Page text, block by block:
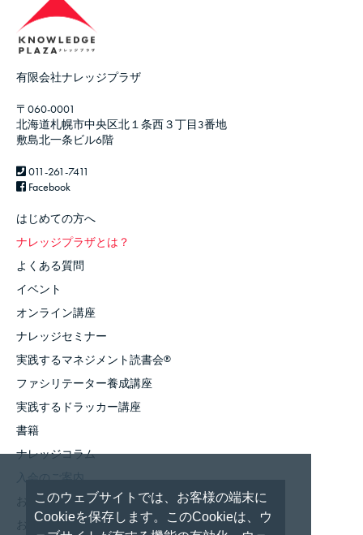
このウェブサイトでは、お客様の端末に
Cookieを保存します。このCookieは、ウ
有限会社ナレッジプラザ
〒060-0001
北海道札幌市中央区北１条西３丁目3番地
敷島北一条ビル6階
011-261-7411
Facebook
はじめての方へ
ナレッジプラザとは？
よくある質問
イベント
オンライン講座
ナレッジセミナー
実践するマネジメント読書会®
ファシリテーター養成講座
実践するドラッカー講座
書籍
ナレッジコラム
入会のご案内
お知らせ
お問い合わせ